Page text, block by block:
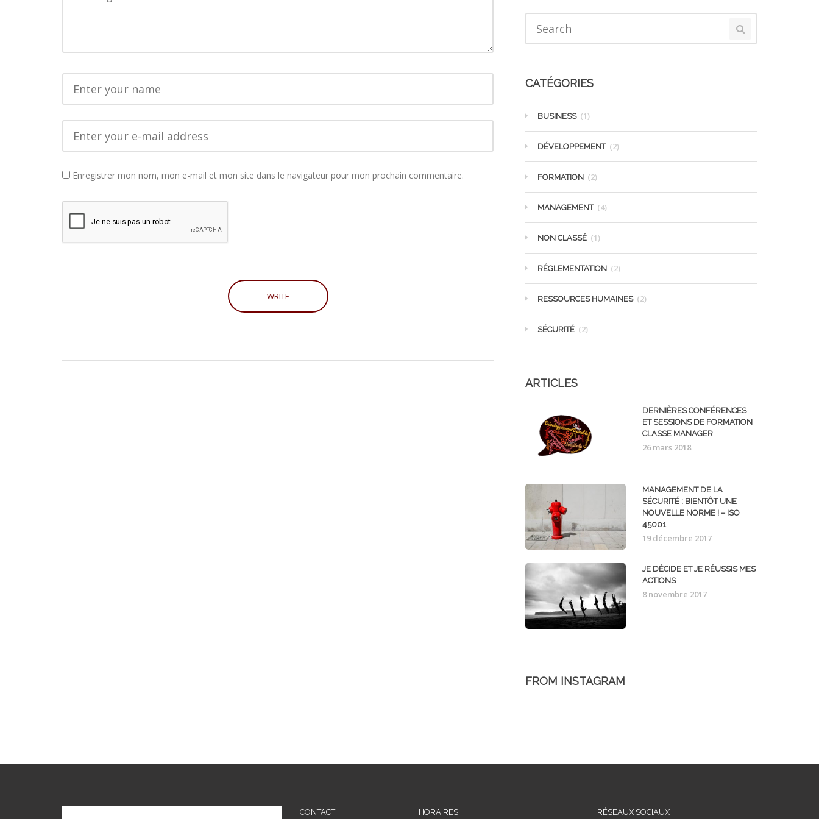
Enregistrer mon nom, mon e-mail et mon site dans le navigateur pour mon prochain commentaire.
CATÉGORIES
BUSINESS (1)
DÉVELOPPEMENT (2)
FORMATION (2)
MANAGEMENT (4)
NON CLASSÉ (1)
RÉGLEMENTATION (2)
RESSOURCES HUMAINES (2)
SÉCURITÉ (2)
ARTICLES
DERNIÈRES CONFÉRENCES
ET SESSIONS DE FORMATION
CLASSE MANAGER
26 mars 2018
MANAGEMENT DE LA
SÉCURITÉ : BIENTÔT UNE
NOUVELLE NORME ! – ISO
45001
19 décembre 2017
JE DÉCIDE ET JE RÉUSSIS MES
ACTIONS
8 novembre 2017
FROM INSTAGRAM
CONTACT HORAIRES RÉSEAUX SOCIAUX